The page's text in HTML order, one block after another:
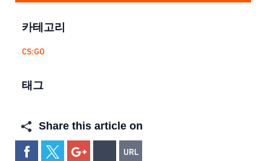
카테고리
CS:GO
태그
Share this article on